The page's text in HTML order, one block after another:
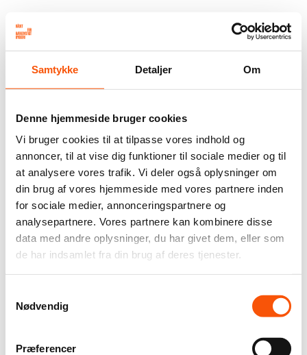
Samtykke Detaljer Om
Denne hjemmeside bruger cookies
Vi bruger cookies til at tilpasse vores indhold og
annoncer, til at vise dig funktioner til sociale medier og til
at analysere vores trafik. Vi deler også oplysninger om
din brug af vores hjemmeside med vores partnere inden
for sociale medier, annonceringspartnere og
analysepartnere. Vores partnere kan kombinere disse
data med andre oplysninger, du har givet dem, eller som
de har indsamlet fra din brug af deres tjenester.
Nødvendig
Præferencer